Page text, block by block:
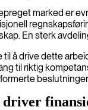
for åmarked er
En sterk
å drive dette
til riktig